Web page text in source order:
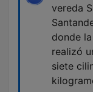
vereda
donde
realizó
siete